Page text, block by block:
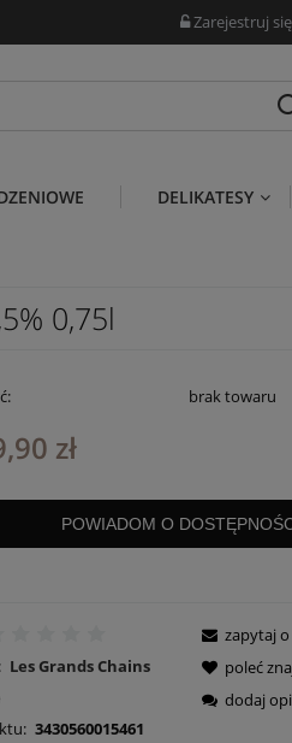
Zarejestruj się
DELIKATESY
0,75l
brak towaru
zł
POWIADOM O
Les Grands Chains
3430560015461
zapytaj
poleć
dodaj